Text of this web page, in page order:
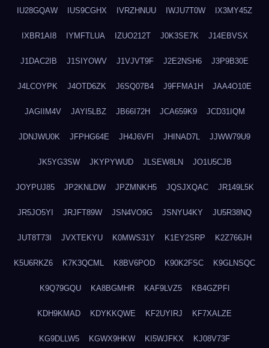
IU28GQAW IUS9CGHX IVRZHNUU IWJU7T0W IX3MY45Z
IXBR1AI8 IYMFTLUA IZUO212T J0K3SE7K J14EBVSX
J1DAC2IB J1SIYOWV J1VJVT9F J2E2NSH6 J3P9B30E
J4LCOYPK J4OTD6ZK J6SQ07B4 J9FFMA1H JAA4O10E
JAGIIM4V JAYI5LBZ JB66I72H JCA659K9 JCD31IQM
JDNJWU0K JFPHG64E JH4J6VFI JHINAD7L JJWW79U9
JK5YG3SW JKYPYWUD JLSEW8LN JO1U5CJB
JOYPUJ85 JP2KNLDW JPZMNKH5 JQSJXQAC JR149L5K
JR5JO5YI JRJFT89W JSN4VO9G JSNYU4KY JU5R38NQ
JUT8T73I JVXTEKYU K0MWS31Y K1EY2SRP K2Z766JH
K5U6RKZ6 K7K3QCML K8BV6POD K90K2FSC K9GLNSQC
K9Q79GQU KA8BGMHR KAF9LVZ5 KB4GZPFI
KDH9KMAD KDYKKQWE KF2UYIRJ KF7XALZE
KG9DLLW5 KGWX9HKW KI5WJFKX KJ08V73F